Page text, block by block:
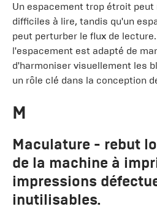
Un espacement trop étroit
difficiles à lire, tandis qu'un
peut perturber le flux de
l'espacement est adapté de
d'harmoniser visuellement les
un rôle clé dans la conception
M
Maculature - rebut
de la machine à
impressions
inutilisables.